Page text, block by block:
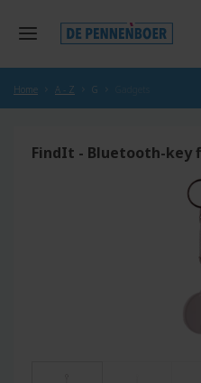
Home A - Z G
FindIt - Bluetooth-key
Afbeeldingengalerij